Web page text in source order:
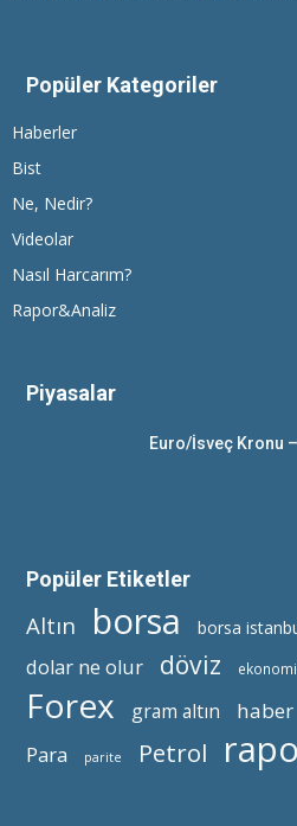
Popüler Kategoriler
Haberler
Bist
Ne, Nedir?
Videolar
Nasıl Harcarım?
Rapor&Analiz
Piyasalar
Euro/İsveç Kronu
Popüler Etiketler
Altın borsa borsa
dolar ne olur döviz ekonomi
Forex gram altın haber
Para parite Petrol